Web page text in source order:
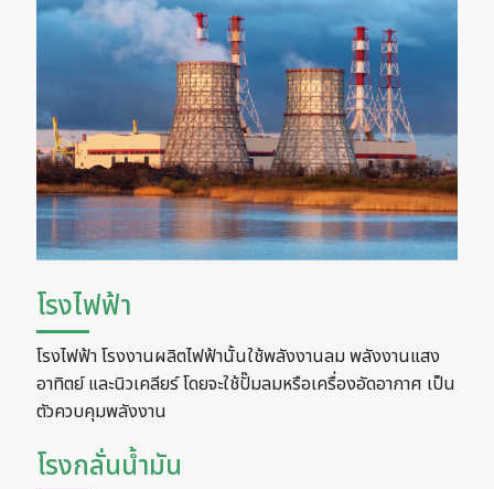
โรงไฟฟ้า
โรงไฟฟ้า โรงงานผลิตไฟฟ้านั้นใช้พลังงานลม พลังงานแสง
อาทิตย์ และนิวเคลียร์ โดยจะใช้ปั๊มลมหรือเครื่องอัดอากาศ เป็น
ตัวควบคุมพลังงาน
โรงกลั่นน้ำมัน